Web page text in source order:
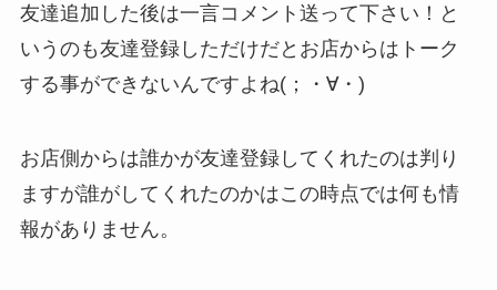
友達追加した後は一言コメント送って下さい！と
いうのも友達登録しただけだとお店からはトーク
する事ができないんですよね(；・∀・)
お店側からは誰かが友達登録してくれたのは判り
ますが誰がしてくれたのかはこの時点では何も情
報がありません。